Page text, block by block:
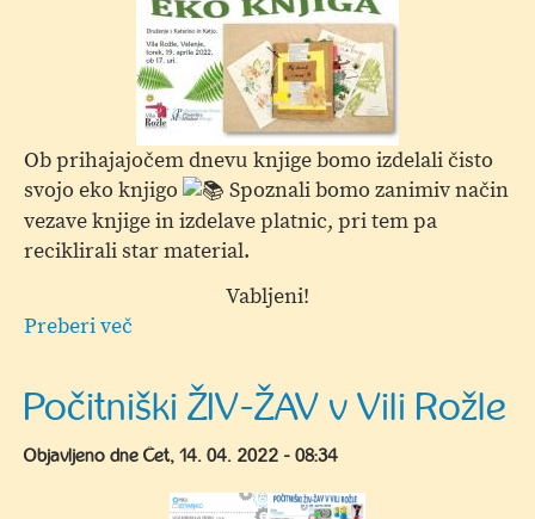
Ob prihajajočem dnevu knjige bomo izdelali čisto
svojo eko knjigo
Spoznali bomo zanimiv način
vezave knjige in izdelave platnic, pri tem pa
reciklirali star material.
Vabljeni!
Preberi več
peta,
ustvarjalnica
za
Počitniški ŽIV-ŽAV v Vili Rožle
Objavljeno dne Čet, 14. 04. 2022 - 08:34